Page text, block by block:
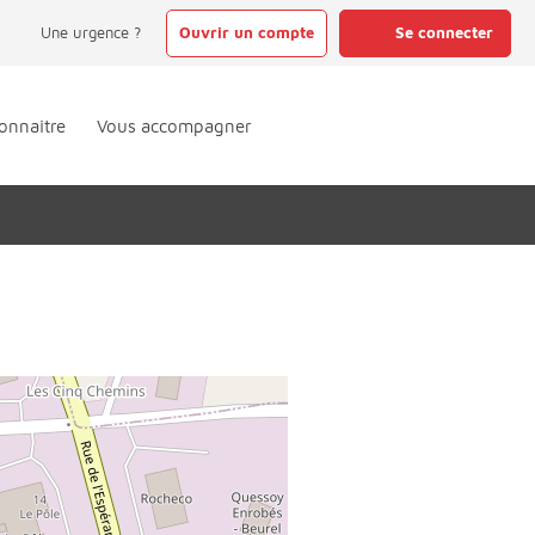
Une urgence ? Ouvrir un compte Se connecter
Vous accompagner